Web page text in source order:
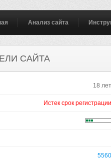
Анализ сайта
САЙТА
18 лет
Истек срок регистрации
5560